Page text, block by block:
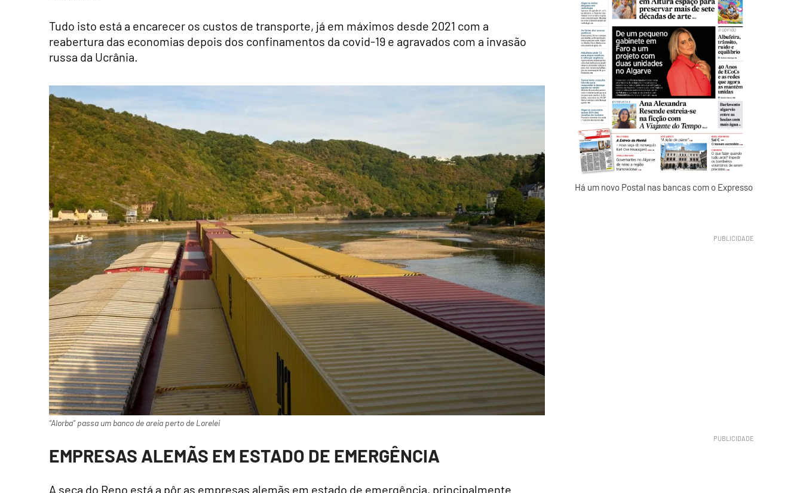
Tudo isto está a encarecer os custos de transporte, já em máximos desde 2021 com a
reabertura das economias depois dos confinamentos da covid-19 e agravados com a invasão
russa da Ucrânia.
“Alorba” passa um banco de areia perto de Lorelei
EMPRESAS ALEMÃS EM ESTADO DE EMERGÊNCIA
A seca do Reno está a pôr as empresas alemãs em estado de emergência, principalmente
Há um novo Postal nas bancas com o Expresso